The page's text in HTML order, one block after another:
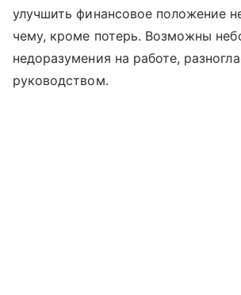
улучшить финансовое положение
чему, кроме потерь. Возможны
недоразумения на работе,
руководством.